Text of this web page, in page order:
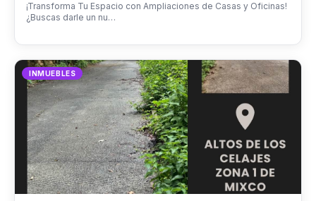
¡Transforma Tu Espacio con Ampliaciones de Casas y Oficinas!
¿Buscas darle un nu…
INMUEBLES